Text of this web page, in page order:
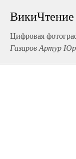
ВикиЧтение
Цифровая
Газаров Артур